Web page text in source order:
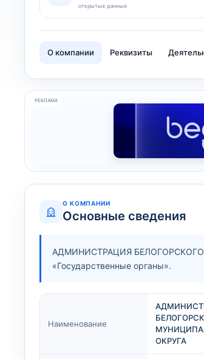
открытые данные
О компании Реквизиты
РЕКЛАМА
О КОМПАНИИ
Основные сведения
АДМИНИСТРАЦИЯ БЕЛОГОРСКОГО
«Государственные органы».
Наименование
ОКРУГА